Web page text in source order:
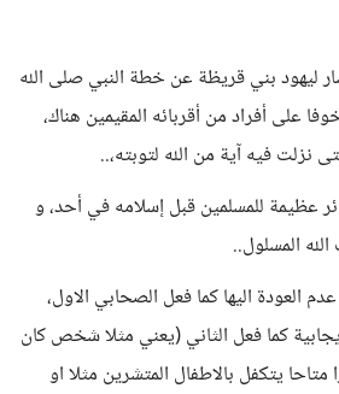
ليهود بني قريظة عن خطة النبي صلى الله
على أفراد من أقربائه المقيمين هناك،
نزلت فيه آية من الله لتوبته،..
عظيمة للمسلمين قبل إسلامه في أحد، و
المسلول..
العودة اليها كما فعل الصحابي الاول،
كما فعل الثاني (يعني مثلا شخص كان
يتكفل بالاطفال المتشرين مثلا او